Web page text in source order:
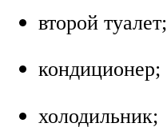
второй туалет;
кондиционер;
холодильник;